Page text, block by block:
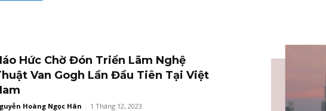
Hức Chờ Đón Triển Lãm Nghệ
Van Gogh Lần Đầu Tiên Tại Việt
Hoàng Ngọc Hân - 1 Tháng 12, 2023